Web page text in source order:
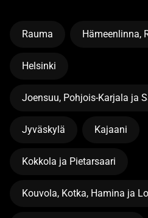
Rauma Hämeenlinna,
Helsinki
Joensuu, Pohjois-Karjala ja
Jyväskylä Kajaani
Kokkola ja Pietarsaari
Kouvola, Kotka, Hamina ja